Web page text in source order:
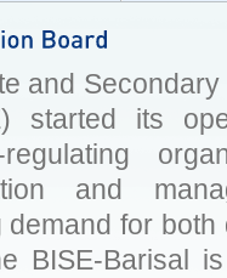
and
started its
regulating
and
for
BISE-Barisal